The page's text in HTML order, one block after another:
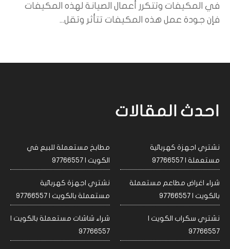
في المكيفات وتتكرر أعمال الصيانة لهذه المكيفات
فإن جودة عمل هذه المكيفات تتأثر وتقل...
احدث المقالات
نشتري اجهزة كهربائية
مستعملة | 97766557
مطابخ مستعملة للبيع في
الكويت | 97766557
شراء اغراض مطاعم مستعملة
بالكويت | 97766557
نشتري اجهزة كهربائية
مستعملة بالكويت | 97766557
نشتري سكراب الكويت |
97766557
شراء شاشات مستعملة بالكويت |
97766557